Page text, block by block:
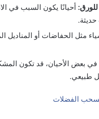
للورق: أحيانًا يكون السبب في
مثل الحفاضات أو المناديل
في بعض الأحيان، قد تكون
طبيعي.
الفضلات